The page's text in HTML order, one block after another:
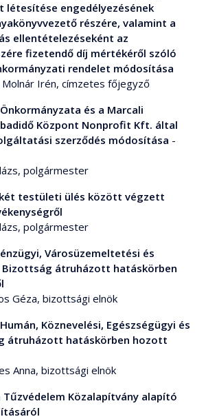
létesítése engedélyezésének
részére, valamint a
ellentételezéseként az
fizetendő díj mértékéről szóló
rendelet módosítása
Molnár Irén, címzetes főjegyző
és a Marcali
Központ Nonprofit Kft. által
szerződés módosítása -
polgármester
testületi ülés között végzett
polgármester
Városüzemeltetési és
Bizottság átruházott hatáskörben
Géza, bizottsági elnök
Köznevelési, Egészségügyi és
átruházott hatáskörben hozott
Anna, bizottsági elnök
Tűzvédelem Közalapítvány alapító